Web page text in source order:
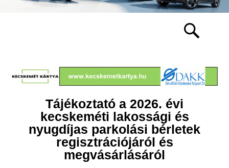
Tájékoztató a 2026. évi
kecskeméti lakossági és
nyugdíjas parkolási bérletek
regisztrációjáról és
megvásárlásáról